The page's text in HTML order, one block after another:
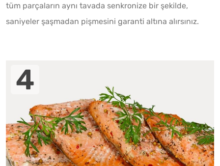
tüm parçaların aynı tavada senkronize bir şekilde,
saniyeler şaşmadan pişmesini garanti altına alırsınız.